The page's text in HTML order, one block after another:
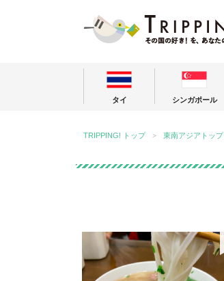
タイ シンガポール
TRIPPING! トップ 東南アジアトップ